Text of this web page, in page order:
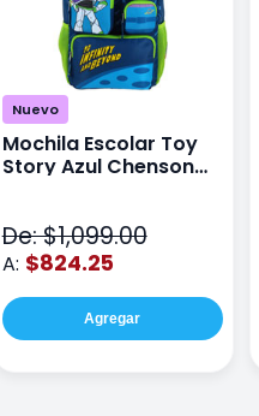
Nuevo
Mochila Escolar Toy
Story Azul Chenson
De: $1,099.00
A: $824.25
Agregar